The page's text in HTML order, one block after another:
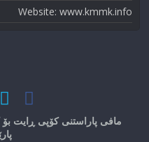
Website: www.kmmk.info
مافی پاراستنی کۆپی ڕایت